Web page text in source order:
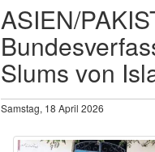
ASIEN/
Slums von
Samstag, 18 April 2026